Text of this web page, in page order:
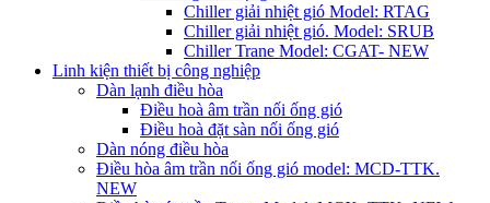
Chiller giải nhiệt gió Model: RTAG
Chiller giải nhiệt gió. Model: SRUB
Chiller Trane Model: CGAT- NEW
Linh kiện thiết bị công nghiệp
Dàn lạnh điều hòa
Điều hoà âm trần nối ống gió
Điều hoà đặt sàn nối ống gió
Dàn nóng điều hòa
Điều hòa âm trần nối ống gió model: MCD-TTK.
NEW